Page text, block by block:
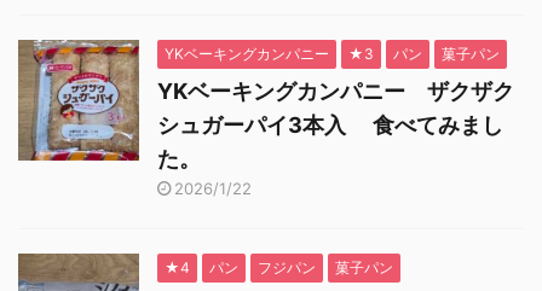
YKベーキングカンパニー ★3 パン 菓子パン
YKベーキングカンパニー ザクザク
シュガーパイ3本入 食べてみまし
た。
2026/1/22
★4 パン フジパン 菓子パン